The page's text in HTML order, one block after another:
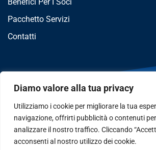
Diamo valore alla tua privacy
Utilizziamo i cookie per migliorare la tua
navigazione, offrirti pubblicità o contenuti
analizzare il nostro traffico. Cliccando
acconsenti al nostro utilizzo dei cookie.
Benefici Per I Soci
Pacchetto Servizi
Contatti
Privacy•Cookie Policy•